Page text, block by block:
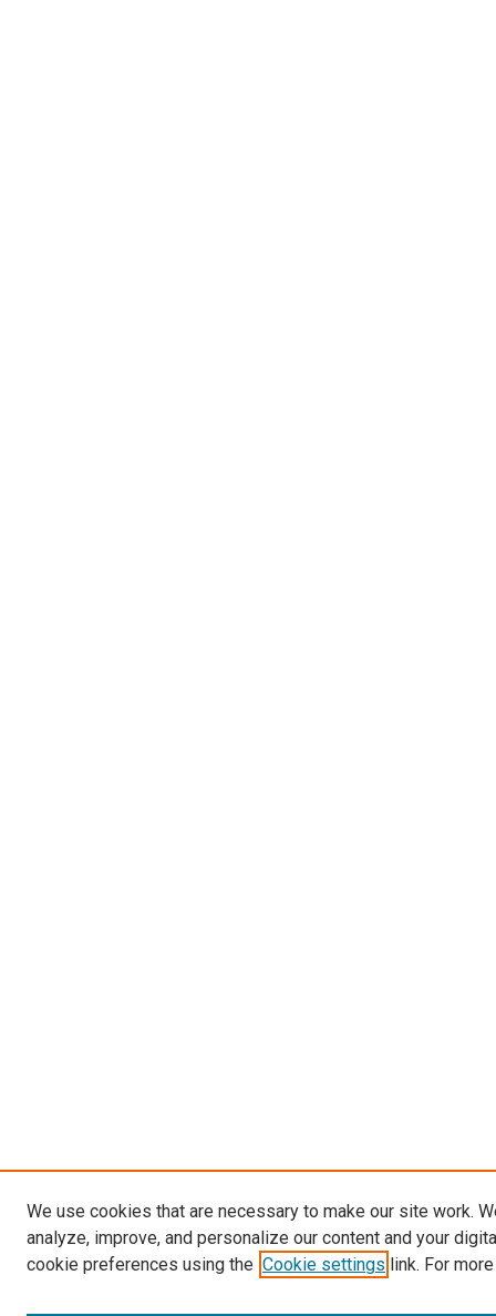
We use cookies that are necessary to make our site work.
analyze, improve, and personalize our content and your
cookie preferences using the Cookie settings link. For